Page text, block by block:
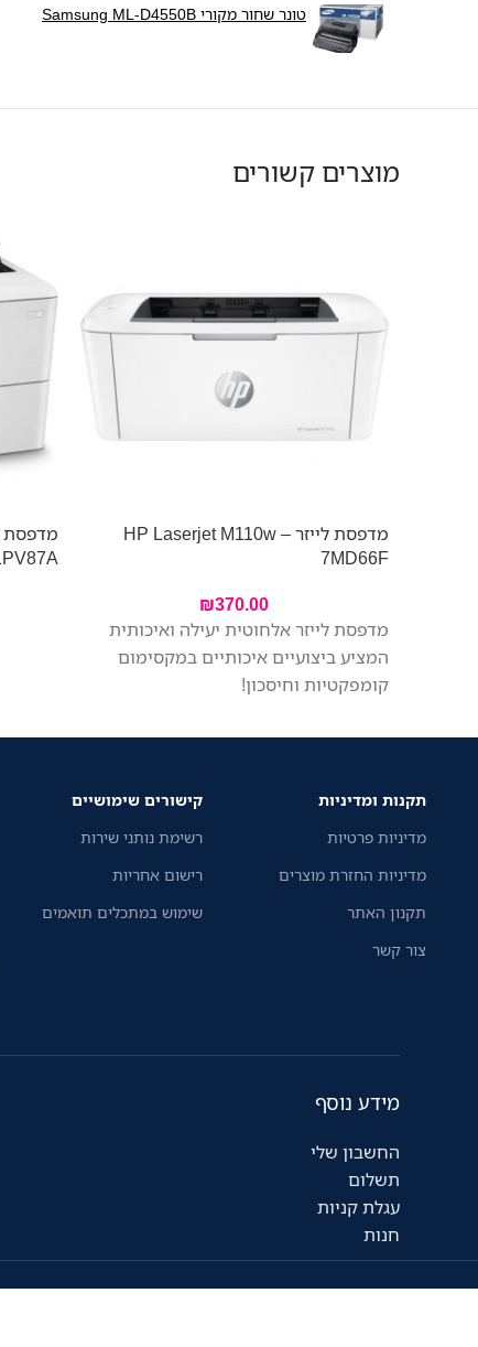
טונר שחור מקורי Samsung ML-D4550B
מוצרים קשורים
מדפסת לייזר HP Laserjet M110w –
7MD66F
₪370.00
מדפסת לייזר אלחוטית יעילה ואיכותית
המציע ביצועיים איכותיים במקסימום
קומפקטיות וחיסכון!
תקנות ומדיניות
מדיניות פרטיות
מדיניות החזרת מוצרים
תקנון האתר
צור קשר
קישורים שימושיים
רשימת נותני שירות
רישום אחריות
שימוש במתכלים תואמים
מידע נוסף
החשבון שלי
תשלום
עגלת קניות
חנות